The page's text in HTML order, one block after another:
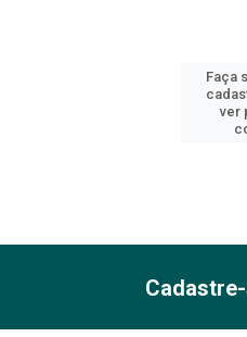
Faça
ver